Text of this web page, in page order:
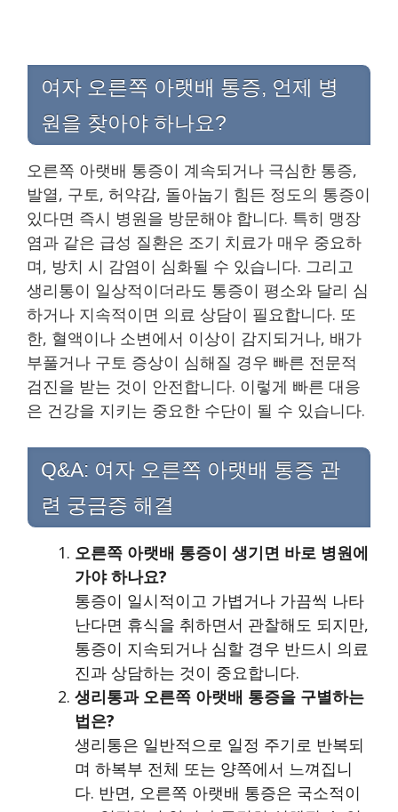
여자 오른쪽 아랫배 통증, 언제 병
원을 찾아야 하나요?
오른쪽 아랫배 통증이 계속되거나 극심한 통증,
발열, 구토, 허약감, 돌아눕기 힘든 정도의 통증이
있다면 즉시 병원을 방문해야 합니다. 특히 맹장
염과 같은 급성 질환은 조기 치료가 매우 중요하
며, 방치 시 감염이 심화될 수 있습니다. 그리고
생리통이 일상적이더라도 통증이 평소와 달리 심
하거나 지속적이면 의료 상담이 필요합니다. 또
한, 혈액이나 소변에서 이상이 감지되거나, 배가
부풀거나 구토 증상이 심해질 경우 빠른 전문적
검진을 받는 것이 안전합니다. 이렇게 빠른 대응
은 건강을 지키는 중요한 수단이 될 수 있습니다.
Q&A: 여자 오른쪽 아랫배 통증 관
련 궁금증 해결
오른쪽 아랫배 통증이 생기면 바로 병원에
가야 하나요?
통증이 일시적이고 가볍거나 가끔씩 나타
난다면 휴식을 취하면서 관찰해도 되지만,
통증이 지속되거나 심할 경우 반드시 의료
진과 상담하는 것이 중요합니다.
생리통과 오른쪽 아랫배 통증을 구별하는
법은?
생리통은 일반적으로 일정 주기로 반복되
며 하복부 전체 또는 양쪽에서 느껴집니
다. 반면, 오른쪽 아랫배 통증은 국소적이